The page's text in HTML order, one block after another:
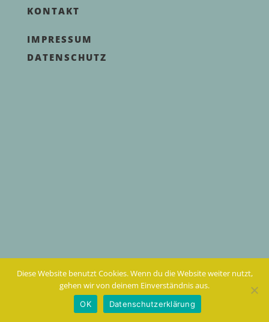
KONTAKT
IMPRESSUM
DATENSCHUTZ
Diese Website benutzt Cookies. Wenn du die Website weiter nutzt,
gehen wir von deinem Einverständnis aus.
OK Datenschutzerklärung